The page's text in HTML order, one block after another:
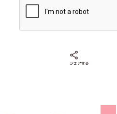
シェアする